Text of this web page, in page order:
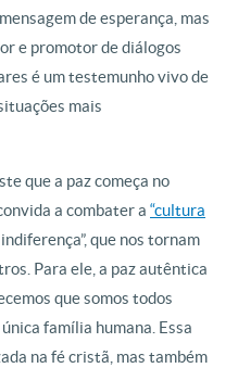
de esperança, mas
e promotor de diálogos
é um testemunho vivo de
mais
que a paz começa no
a combater a “cultura
que nos tornam
Para ele, a paz autêntica
que somos todos
família humana. Essa
na fé cristã, mas também